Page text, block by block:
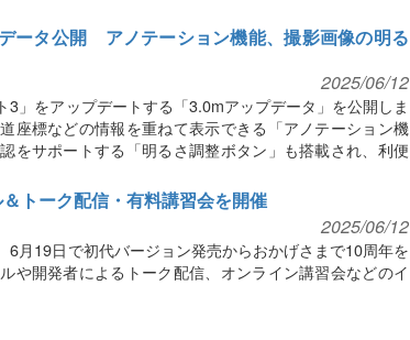
ータ公開 アノテーション機能、撮影画像の明る
2025/06/12
」をアップデートする「3.0mアップデータ」を公開しま
座標などの情報を重ねて表示できる「アノテーション機
をサポートする「明るさ調整ボタン」も搭載され、利便
トーク配信・有料講習会を開催
2025/06/12
6月19日で初代バージョン発売からおかげさまで10周年を
や開発者によるトーク配信、オンライン講習会などのイ